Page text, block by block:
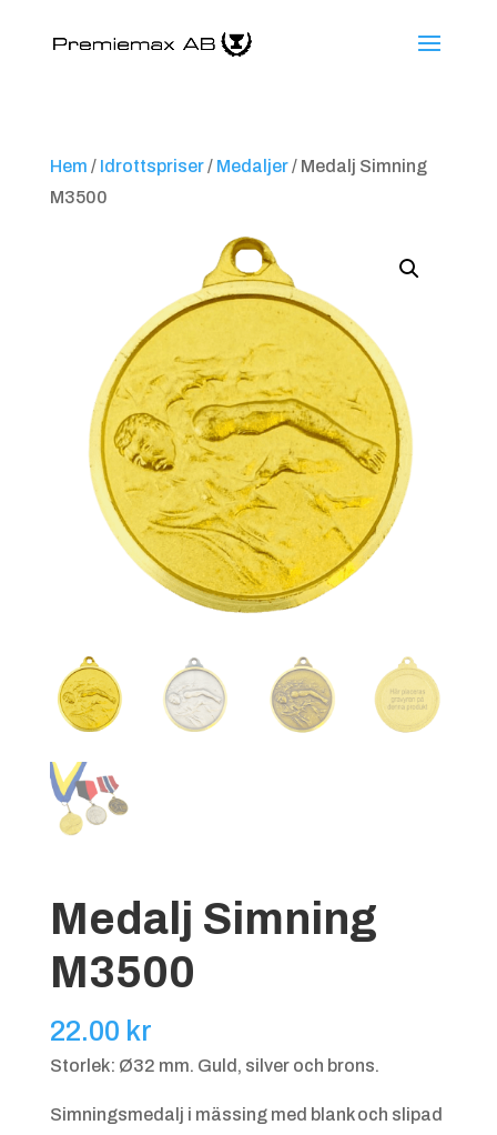
Hem / Idrottspriser/ Medaljer/ Medalj Simning
M3500
Medalj Simning
M3500
22.00 kr
Storlek: Ø32 mm. Guld, silver och brons.
Simningsmedalj i mässing med blank och slipad